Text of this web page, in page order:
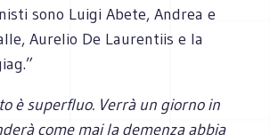
sono Luigi Abete, Andrea e
Aurelio De Laurentiis e la
è superfluo. Verrà un giorno in
come mai la demenza abbia